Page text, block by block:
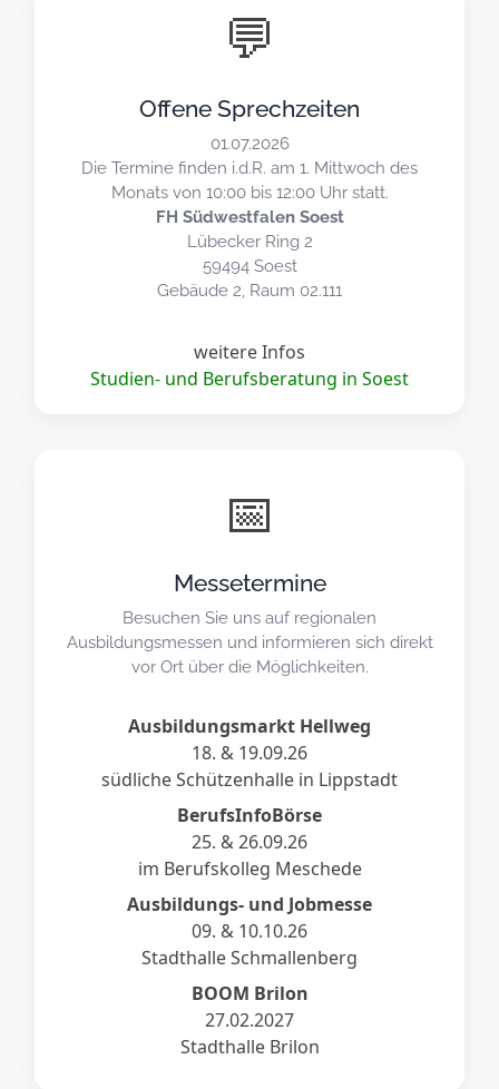
💬
Offene Sprechzeiten
01.07.2026
Die Termine finden i.d.R. am 1. Mittwoch des
Monats von 10:00 bis 12:00 Uhr statt.
FH Südwestfalen Soest
Lübecker Ring 2
59494 Soest
Gebäude 2, Raum 02.111
weitere Infos
Studien- und Berufsberatung in Soest
📅
Messetermine
Besuchen Sie uns auf regionalen
Ausbildungsmessen und informieren sich direkt
vor Ort über die Möglichkeiten.
Ausbildungsmarkt Hellweg
18. & 19.09.26
südliche Schützenhalle in Lippstadt
BerufsInfoBörse
25. & 26.09.26
im Berufskolleg Meschede
Ausbildungs- und Jobmesse
09. & 10.10.26
Stadthalle Schmallenberg
BOOM Brilon
27.02.2027
Stadthalle Brilon